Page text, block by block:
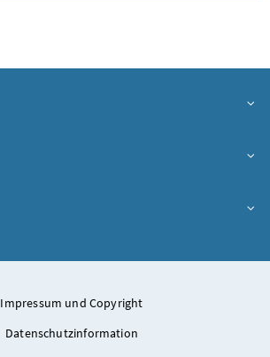
Impressum und Copyright
Datenschutzinformation